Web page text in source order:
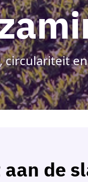
circulariteit
aan de